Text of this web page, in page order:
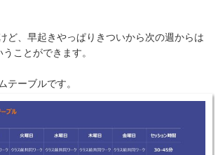
ど、早起きやっぱりきついから次の週からは
ことができます。
テーブルです。